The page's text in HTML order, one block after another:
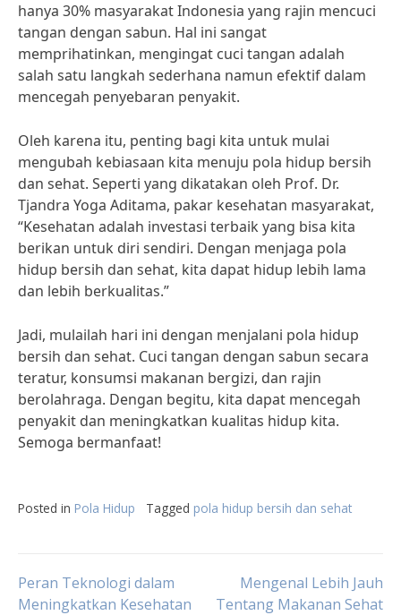
hanya 30% masyarakat Indonesia yang rajin mencuci
tangan dengan sabun. Hal ini sangat
memprihatinkan, mengingat cuci tangan adalah
salah satu langkah sederhana namun efektif dalam
mencegah penyebaran penyakit.
Oleh karena itu, penting bagi kita untuk mulai
mengubah kebiasaan kita menuju pola hidup bersih
dan sehat. Seperti yang dikatakan oleh Prof. Dr.
Tjandra Yoga Aditama, pakar kesehatan masyarakat,
“Kesehatan adalah investasi terbaik yang bisa kita
berikan untuk diri sendiri. Dengan menjaga pola
hidup bersih dan sehat, kita dapat hidup lebih lama
dan lebih berkualitas.”
Jadi, mulailah hari ini dengan menjalani pola hidup
bersih dan sehat. Cuci tangan dengan sabun secara
teratur, konsumsi makanan bergizi, dan rajin
berolahraga. Dengan begitu, kita dapat mencegah
penyakit dan meningkatkan kualitas hidup kita.
Semoga bermanfaat!
Posted in Pola Hidup Tagged pola hidup bersih dan sehat
Post
Peran Teknologi dalam
Meningkatkan Kesehatan
Mengenal Lebih Jauh
Tentang Makanan Sehat